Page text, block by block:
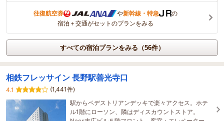
往復航空券 や新幹線・特急
の
宿泊＋交通がセットのプランをみる
すべての宿泊プランをみる（56件）
相鉄フレッサイン 長野駅善光寺口
4.1
(1,441件)
駅からペデストリアンデッキで楽々アクセス。ホテ
ル1階にローソン、隣はディスカウントストア。